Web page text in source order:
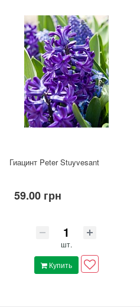
Гиацинт Peter Stuyvesant
59.00 грн
шт.
Купить